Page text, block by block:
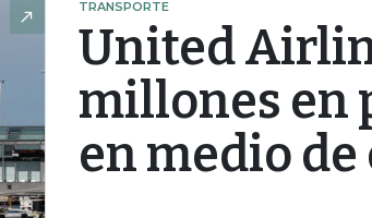
TRANSPORTE
United
millones en
en medio